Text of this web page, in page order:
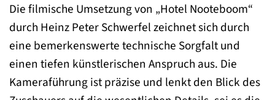
Die filmische Umsetzung von „Hotel Nooteboom“
durch Heinz Peter Schwerfel zeichnet sich durch
eine bemerkenswerte technische Sorgfalt und
einen tiefen künstlerischen Anspruch aus. Die
Kameraführung ist präzise und lenkt den Blick des